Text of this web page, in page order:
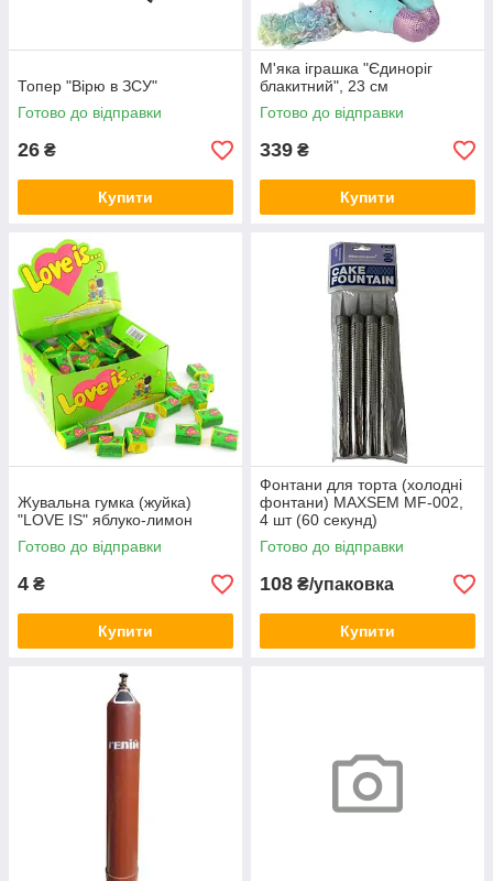
Топер "Вірю в ЗСУ"
Готово до відправки
26 ₴
Купити
М'яка іграшка "Єдиноріг
блакитний", 23 см
Готово до відправки
339 ₴
Купити
Жувальна гумка (жуйка)
"LOVE IS" яблуко-лимон
Готово до відправки
4 ₴
Купити
Фонтани для торта (холодні
фонтани) MAXSEM MF-002,
4 шт (60 секунд)
Готово до відправки
108 ₴/упаковка
Купити